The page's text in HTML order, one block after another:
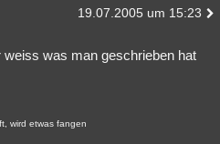
19.07.2005 um 15:23
was man geschrieben hat
wird etwas fangen